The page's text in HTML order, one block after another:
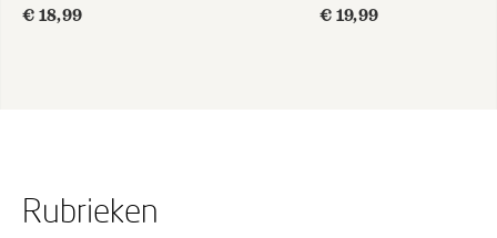
€ 18,99
€ 19,99
Rubrieken